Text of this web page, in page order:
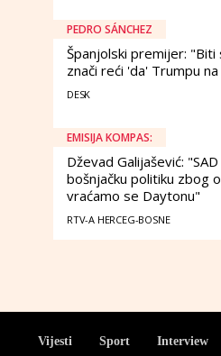
PEDRO SÁNCHEZ
Španjolski premijer: "Biti
znači reći 'da' Trumpu
DESK
EMISIJA KOMPAS:
Dževad Galijašević:
bošnjačku politiku zbog
vraćamo se Daytonu"
RTV-A HERCEG-BOSNE
Vijesti Sport Interview